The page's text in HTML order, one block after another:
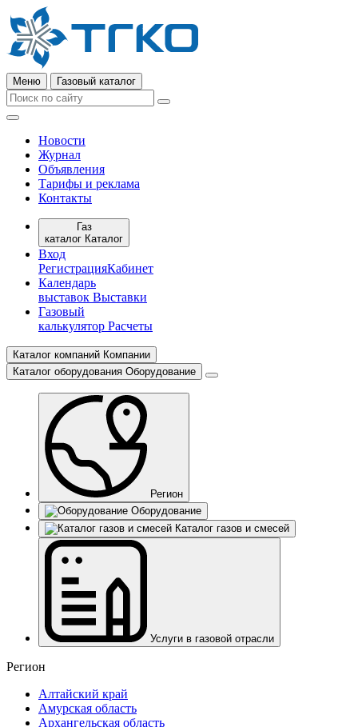
Меню Газовый каталог
Новости
Журнал
Объявления
Тарифы и реклама
Контакты
Газ
каталог Каталог
Вход
РегистрацияКабинет
Календарь
выставок Выставки
Газовый
калькулятор Расчеты
Каталог компаний Компании
Каталог оборудования Оборудование
Регион
Оборудование
Каталог газов и смесей
Услуги в газовой отрасли
Регион
Алтайский край
Амурская область
Архангельская область